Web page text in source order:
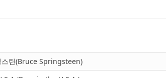
스틴(Bruce Springsteen)